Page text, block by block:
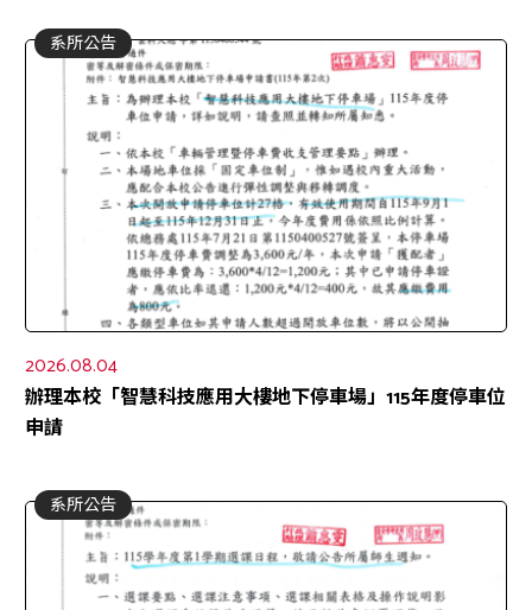
系所公告
2026.08.04
辦理本校「智慧科技應用大樓地下停車場」115年度停車位
申請
系所公告